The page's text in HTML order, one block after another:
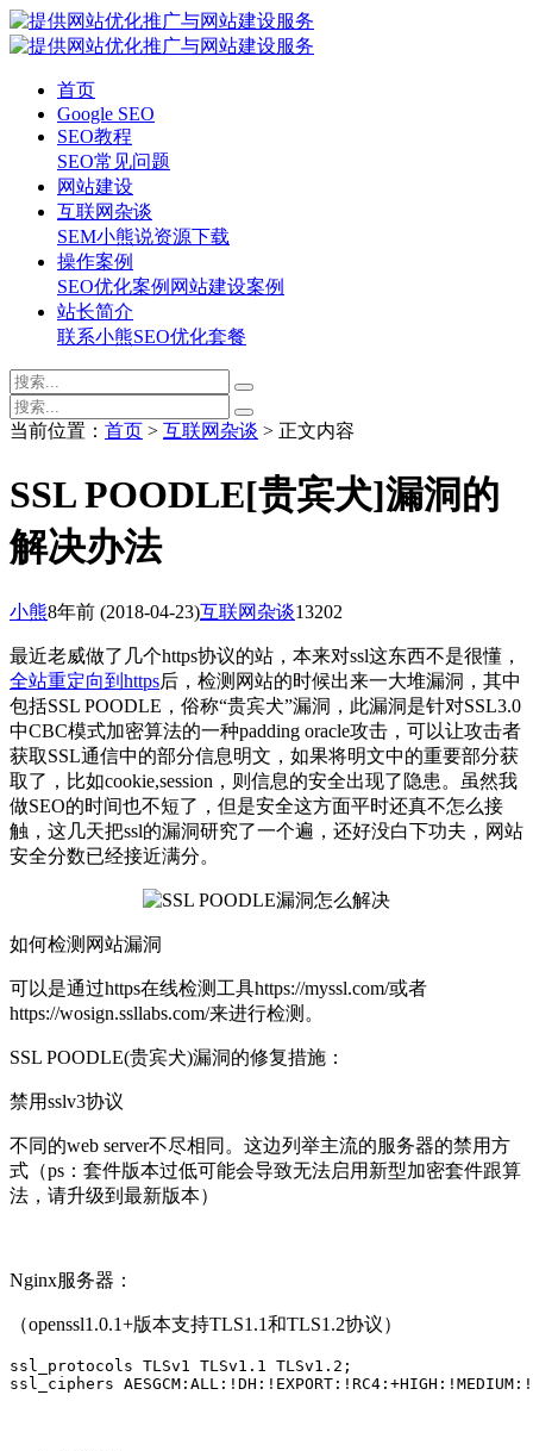
首页
Google SEO
SEO教程
SEO常见问题
网站建设
互联网杂谈
SEM小熊说资源下载
操作案例
SEO优化案例 网站建设案例
站长简介
联系小熊SEO优化套餐
当前位置： 首页 > 互联网杂谈 > 正文内容
SSL POODLE[贵宾犬]漏洞的
解决办法
小熊8年前 (2018-04-23)互联网杂谈13202
最近老威做了几个https协议的站，本来对ssl这东西不是很懂，
全站重定向到https后，检测网站的时候出来一大堆漏洞，其中
包括SSL POODLE，俗称“贵宾犬”漏洞，此漏洞是针对SSL3.0
中CBC模式加密算法的一种padding oracle攻击，可以让攻击者
获取SSL通信中的部分信息明文，如果将明文中的重要部分获
取了，比如cookie,session，则信息的安全出现了隐患。虽然我
做SEO的时间也不短了，但是安全这方面平时还真不怎么接
触，这几天把ssl的漏洞研究了一个遍，还好没白下功夫，网站
安全分数已经接近满分。
如何检测网站漏洞
可以是通过https在线检测工具https://myssl.com/或者
https://wosign.ssllabs.com/来进行检测。
SSL POODLE(贵宾犬)漏洞的修复措施：
禁用sslv3协议
不同的web server不尽相同。这边列举主流的服务器的禁用方
式（ps：套件版本过低可能会导致无法启用新型加密套件跟算
法，请升级到最新版本）
Nginx服务器：
（openssl1.0.1+版本支持TLS1.1和TLS1.2协议）
ssl_protocols TLSv1 TLSv1.1 TLSv1.2;
ssl_ciphers